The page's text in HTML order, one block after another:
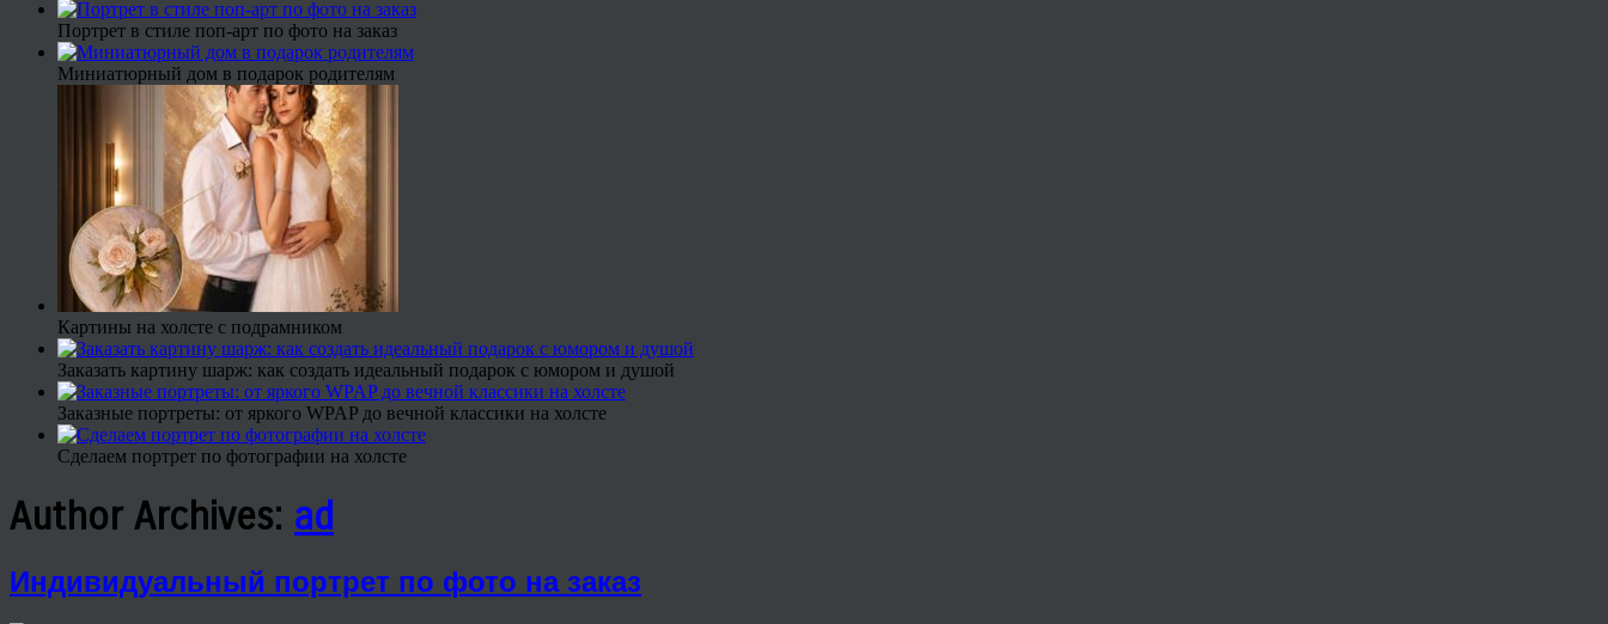
Портрет в стиле поп-арт по фото на заказ
Миниатюрный дом в подарок родителям
Картины на холсте с подрамником
Заказать картину шарж: как создать идеальный подарок с юмором и душой
Заказные портреты: от яркого WPAP до вечной классики на холсте
Сделаем портрет по фотографии на холсте
Author Archives: ad
Индивидуальный портрет по фото на заказ